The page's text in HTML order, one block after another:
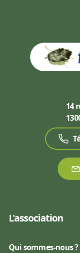
14
L'association
Qui sommes-nous ?